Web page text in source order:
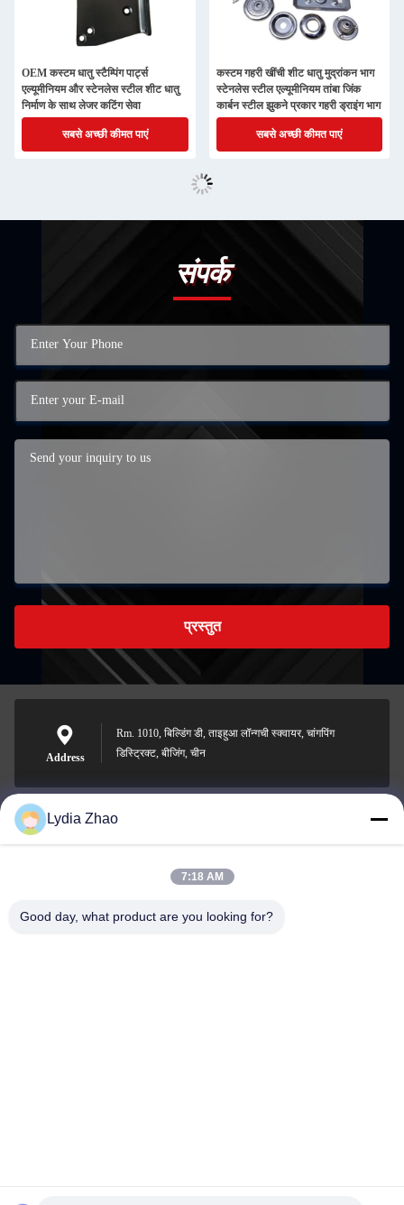
OEM कस्टम धातु स्टैम्पिंग पार्ट्स
एल्यूमीनियम और स्टेनलेस स्टील शीट धातु
निर्माण के साथ लेजर कटिंग सेवा
सबसे अच्छी कीमत पाएं
कस्टम गहरी खींची शीट धातु मुद्रांकन भाग
स्टेनलेस स्टील एल्यूमीनियम तांबा जिंक
कार्बन स्टील झुकने प्रकार गहरी ड्राइंग भाग
सबसे अच्छी कीमत पाएं
संपर्क
प्रस्तुत
Address
Rm. 1010, बिल्डिंग डी, ताइहुआ लॉन्गची स्क्वायर, चांगपिंग
डिस्ट्रिक्ट, बीजिंग, चीन
jesingd@vip.sina.com
Lydia Zhao
7:18 AM
Good day, what product are you looking for?